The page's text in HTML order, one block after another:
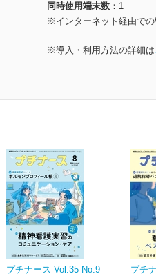
同時使用端末数
1
※インターネット経由で
※導入・利用方法の詳細は
プチナース Vol.35 No.9
プチ